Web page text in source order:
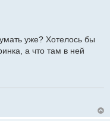
уже? Хотелось бы
а что там в ней